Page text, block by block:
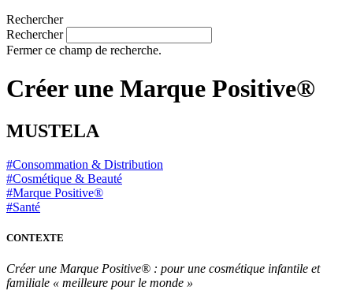
Rechercher
Rechercher
Fermer ce champ de recherche.
Créer une Marque Positive®
MUSTELA
#Consommation & Distribution
#Cosmétique & Beauté
#Marque Positive®
#Santé
CONTEXTE
Créer une Marque Positive® : pour une cosmétique infantile et
familiale « meilleure pour le monde »